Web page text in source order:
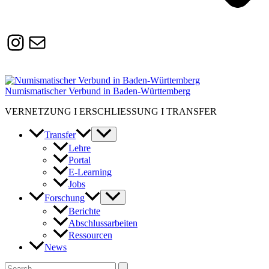
Instagram
Susanne.Boerner@zaw.uni-
heidelberg.de
Numismatischer Verbund in Baden-Württemberg
VERNETZUNG I ERSCHLIESSUNG I TRANSFER
Transfer
Lehre
Portal
E-Learning
Jobs
Forschung
Berichte
Abschlussarbeiten
Ressourcen
News